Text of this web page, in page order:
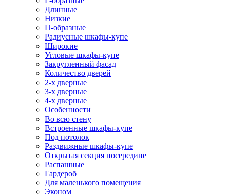
Длинные
Низкие
П-образные
Радиусные шкафы-купе
Широкие
Угловые шкафы-купе
Закругленный фасад
Количество дверей
2-х дверные
3-х дверные
4-х дверные
Особенности
Во всю стену
Встроенные шкафы-купе
Под потолок
Раздвижные шкафы-купе
Открытая секция посередине
Распашные
Гардероб
Для маленького помещения
Эконом